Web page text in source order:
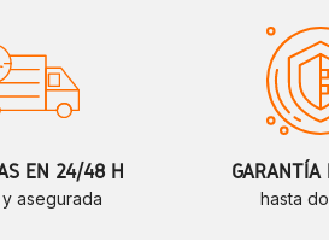
EN 24/48 H
asegurada
GARANTÍA
hasta